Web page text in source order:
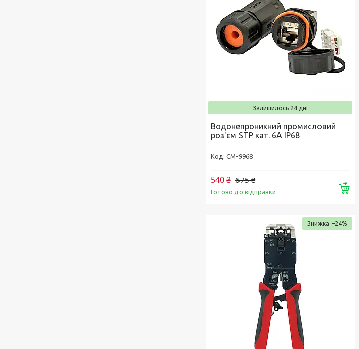
Залишилось 24 дні
Водонепроникний промисловий
роз'єм STP кат. 6А IP68
CM-9968
675 ₴
540 ₴
Готово до відправки
–24%